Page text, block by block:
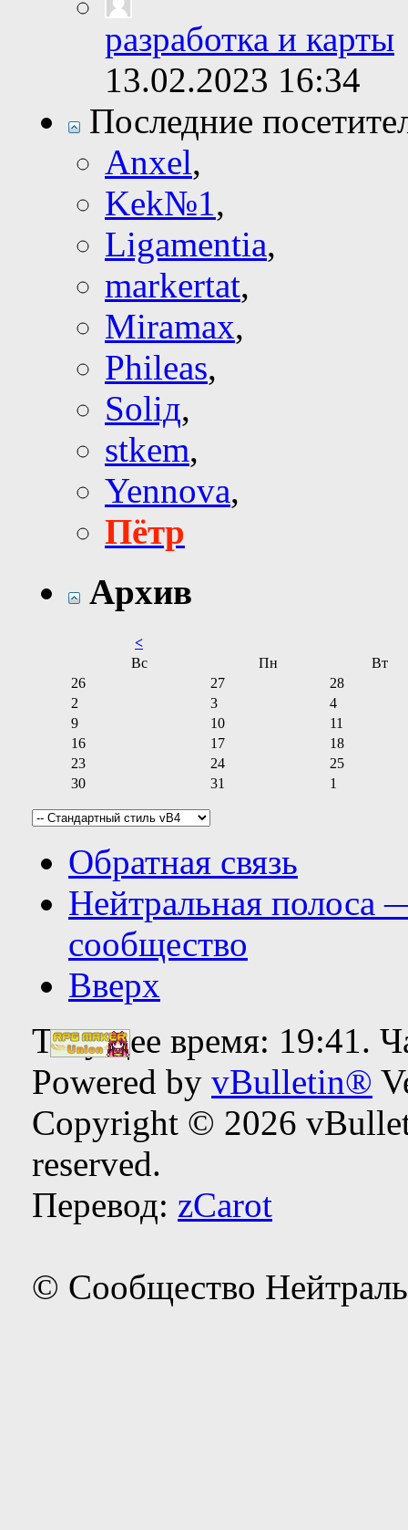
разработка и карты
13.02.2023 16:34
Последние
Anxel,
Kek№1,
Ligamentia,
markertat,
Miramax,
Phileas,
Soliд,
stkem,
Yennova,
Пётр
Архив
<
Вс
Пн
Вт
26
27
28
2
3
4
9
10
11
16
17
18
23
24
25
30
31 1
Обратная связь
Нейтральная полоса
сообщество
Вверх
Текущее время: 19:41.
Powered by vBulletin®
Copyright © 2026
reserved.
Перевод: zCarot
© Сообщество